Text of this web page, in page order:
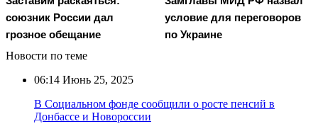
союзник России дал
грозное обещание
условие для переговоров
по Украине
Новости по теме
06:14 Июнь 25, 2025
В Социальном фонде сообщили о росте пенсий в
Донбассе и Новороссии